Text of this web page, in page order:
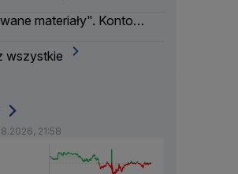
materiały". Konto
wszystkie
21:58